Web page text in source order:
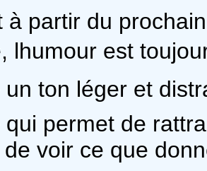
à partir du
lhumour est
un ton léger et
permet de
voir ce que